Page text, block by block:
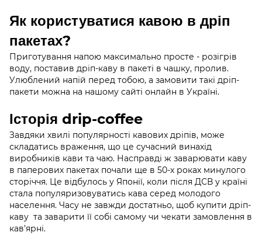
Як користуватися кавою в дріп
пакетах?
Приготування напою максимально просте - розігрів
воду, поставив дріп-каву в пакеті в чашку, пролив.
Улюблений напій перед тобою, а замовити такі дріп-
пакети можна на нашому сайті онлайн в Україні.
Історія drip-coffee
Завдяки хвилі популярності кавових дріпів, може
складатись враження, що це сучасний винахід
виробників кави та чаю. Насправді ж заварювати каву
в паперових пакетах почали ще в 50-х роках минулого
сторіччя. Це відбулось у Японії, коли після ДСВ у країні
стала популяризовуватись кава серед молодого
населення. Часу не завжди достатньо, щоб купити дріп-
каву та заварити її собі самому чи чекати замовлення в
кав’ярні.